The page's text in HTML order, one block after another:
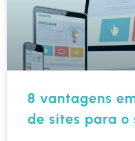
8 vantagens
de sites para o